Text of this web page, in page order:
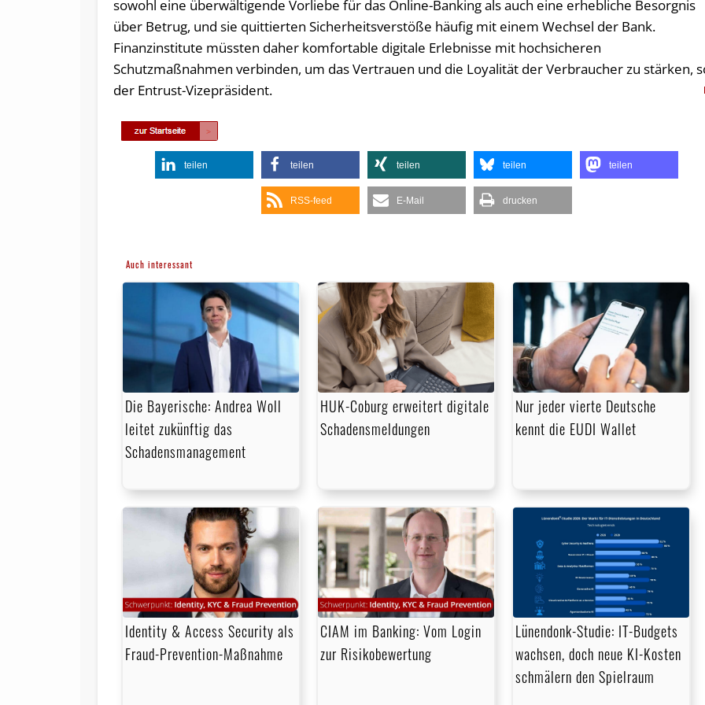
sowohl eine überwältigende Vorliebe für das Online-Banking als auch eine erhebliche Besorgnis
über Betrug, und sie quittierten Sicherheitsverstöße häufig mit einem Wechsel der Bank.
Finanzinstitute müssten daher komfortable digitale Erlebnisse mit hochsicheren
Schutzmaßnahmen verbinden, um das Vertrauen und die Loyalität der Verbraucher zu stärken,
der Entrust-Vizepräsident.
teilen teilen teilen teilen teilen
RSS-feed E-Mail drucken
Auch interessant
Die Bayerische: Andrea Woll
leitet zukünftig das
Schadensmanagement
HUK-Coburg erweitert digitale
Schadensmeldungen
Nur jeder vierte Deutsche
kennt die EUDI Wallet
Identity & Access Security als
Fraud-Prevention-Maßnahme
CIAM im Banking: Vom Login
zur Risikobewertung
Lünendonk-Studie: IT-Budgets
wachsen, doch neue KI-Kosten
schmälern den Spielraum